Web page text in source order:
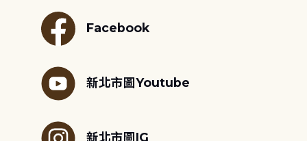
Facebook
新北市圖Youtube
新北市圖IG